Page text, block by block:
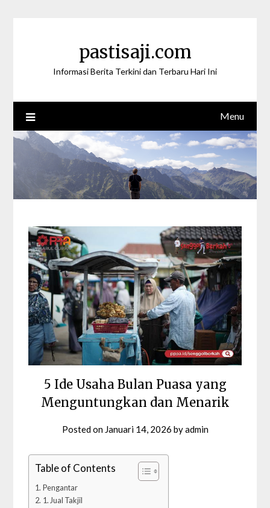
pastisaji.com
Informasi Berita Terkini dan Terbaru Hari Ini
Menu
5 Ide Usaha Bulan Puasa yang
Menguntungkan dan Menarik
Posted on Januari 14, 2026 byadmin
Table of Contents
Pengantar
1. Jual Takjil